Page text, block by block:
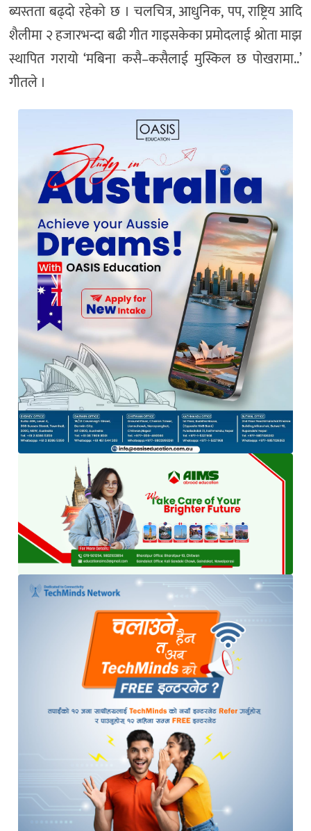
ब्यस्तता बढ्दो रहेको छ । चलचित्र, आधुनिक, पप, राष्ट्रिय आदि
शैलीमा २ हजारभन्दा बढी गीत गाइसकेका प्रमोदलाई श्रोता माझ
स्थापित गरायो ‘मबिना कसै–कसैलाई मुस्किल छ पोखरामा..’
गीतले ।